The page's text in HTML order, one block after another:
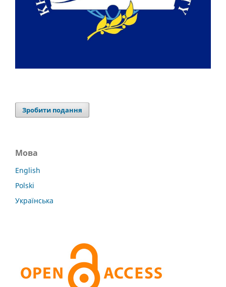
Зробити подання
Мова
English
Polski
Українська